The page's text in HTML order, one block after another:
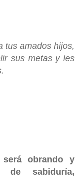
tus amados hijos,
sus metas y les
obrando y
de sabiduría,